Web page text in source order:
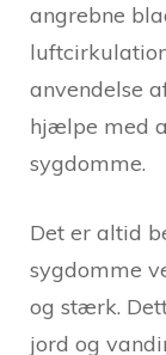
angrebne
anvendelse
hjælpe med
sygdomme.
Det er altid
sygdomme
og stærk.
jord og